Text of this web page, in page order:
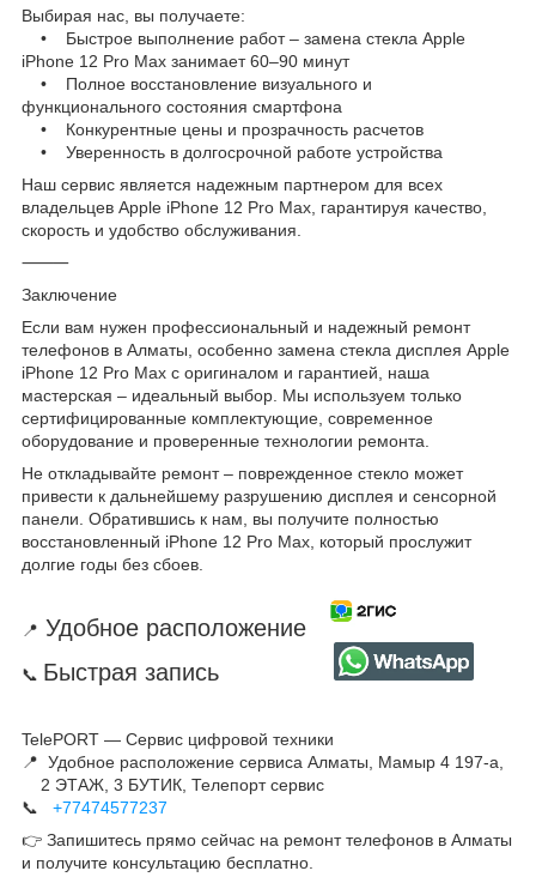
Выбирая нас, вы получаете:
• Быстрое выполнение работ – замена стекла Apple
iPhone 12 Pro Max занимает 60–90 минут
• Полное восстановление визуального и
функционального состояния смартфона
• Конкурентные цены и прозрачность расчетов
• Уверенность в долгосрочной работе устройства
Наш сервис является надежным партнером для всех
владельцев Apple iPhone 12 Pro Max, гарантируя качество,
скорость и удобство обслуживания.
⸻
Заключение
Если вам нужен профессиональный и надежный ремонт
телефонов в Алматы, особенно замена стекла дисплея Apple
iPhone 12 Pro Max с оригиналом и гарантией, наша
мастерская – идеальный выбор. Мы используем только
сертифицированные комплектующие, современное
оборудование и проверенные технологии ремонта.
Не откладывайте ремонт – поврежденное стекло может
привести к дальнейшему разрушению дисплея и сенсорной
панели. Обратившись к нам, вы получите полностью
восстановленный iPhone 12 Pro Max, который прослужит
долгие годы без сбоев.
📍 Удобное расположение
📞 Быстрая запись
TelePORT — Сервис цифровой техники
📍 Удобное расположение сервиса Алматы, Мамыр 4 197-а,
2 ЭТАЖ, 3 БУТИК, Телепорт сервис
📞
+77474577237
👉 Запишитесь прямо сейчас на ремонт телефонов в Алматы
и получите консультацию бесплатно.